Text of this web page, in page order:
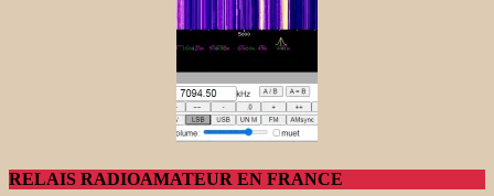
RELAIS RADIOAMATEUR EN FRANCE